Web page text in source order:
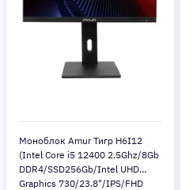
Моноблок Amur Тигр H6I12
(Intel Core i5 12400 2.5Ghz/8Gb
DDR4/SSD256Gb/Intel UHD
Graphics 730/23.8"/IPS/FHD